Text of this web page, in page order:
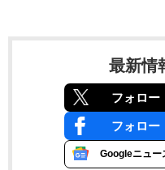
最新情
フォロー
フォロー
Googleニュー